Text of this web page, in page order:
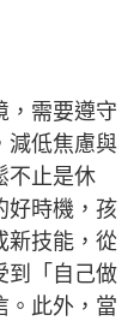
，需要遵守
減低焦慮與
不止是休
好時機，孩
新技能，從
到「自己做
。此外，當